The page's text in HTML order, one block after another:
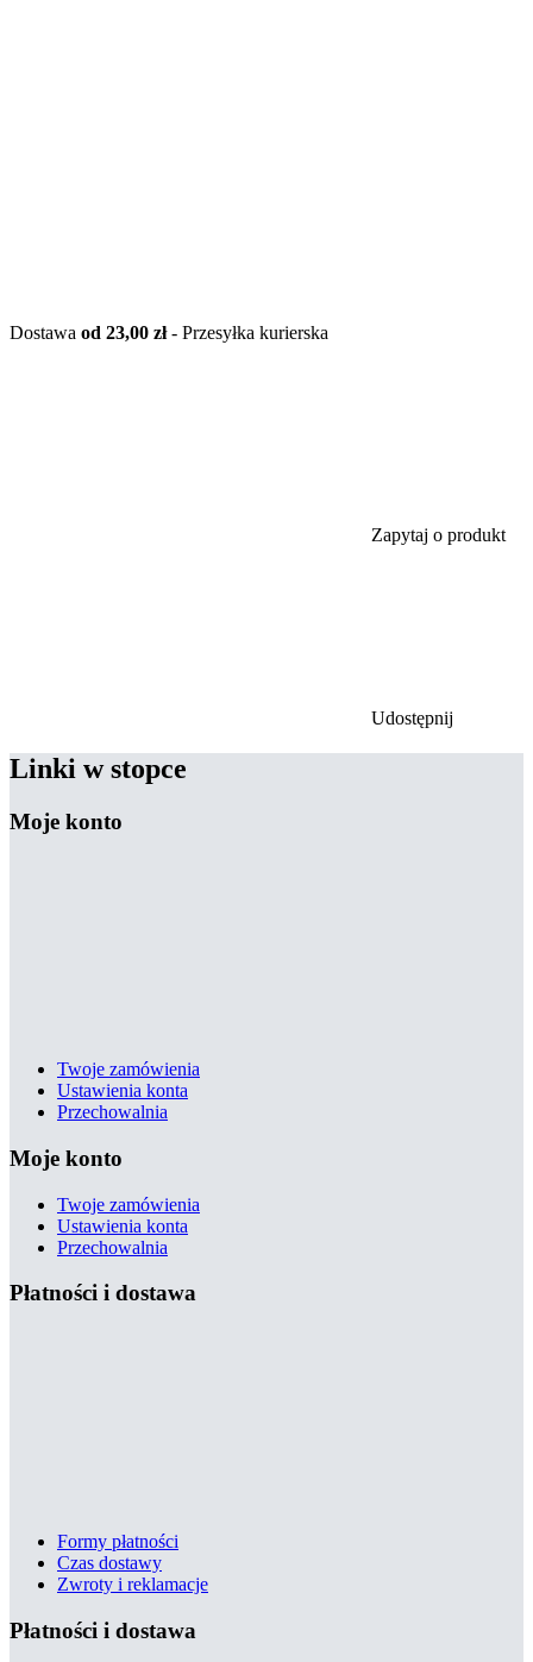
Dostawa od 23,00 zł- Przesyłka kurierska
Zapytaj o produkt
Udostępnij
Linki w stopce
Moje konto
Twoje zamówienia
Ustawienia konta
Przechowalnia
Moje konto
Twoje zamówienia
Ustawienia konta
Przechowalnia
Płatności i dostawa
Formy płatności
Czas dostawy
Zwroty i reklamacje
Płatności i dostawa